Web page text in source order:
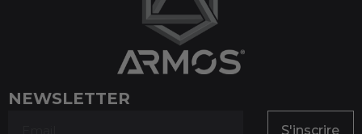
NEWSLETTER
S'inscrire